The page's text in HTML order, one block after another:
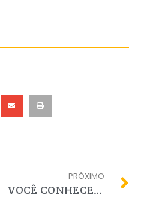
PRÓXIMO
VOCÊ CONHECE O CAMPO DA RADIOLOGIA FORENSE?